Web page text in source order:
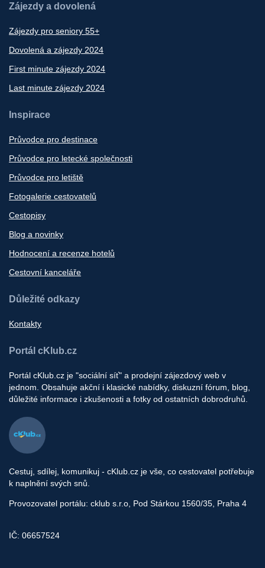
Zájezdy a dovolená
Zájezdy pro seniory 55+
Dovolená a zájezdy 2024
First minute zájezdy 2024
Last minute zájezdy 2024
Inspirace
Průvodce pro destinace
Průvodce pro letecké společnosti
Průvodce pro letiště
Fotogalerie cestovatelů
Cestopisy
Blog a novinky
Hodnocení a recenze hotelů
Cestovní kanceláře
Důležité odkazy
Kontakty
Portál cKlub.cz
Portál cKlub.cz je "sociální síť" a prodejní zájezdový web v
jednom. Obsahuje akční i klasické nabídky, diskuzní fórum, blog,
důležité informace i zkušenosti a fotky od ostatních dobrodruhů.
Cestuj, sdílej, komunikuj - cKlub.cz je vše, co cestovatel potřebuje
k naplnění svých snů.
Provozovatel portálu: cklub s.r.o, Pod Stárkou 1560/35, Praha 4
IČ: 06657524